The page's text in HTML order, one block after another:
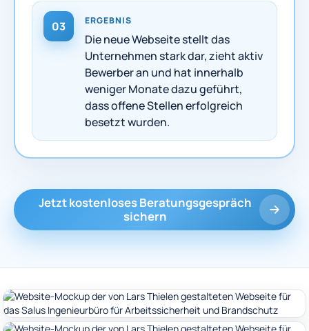
03 ERGEBNIS
Die neue Webseite stellt das
Unternehmen stark dar, zieht aktiv
Bewerber an und hat innerhalb
weniger Monate dazu geführt,
dass offene Stellen erfolgreich
besetzt wurden.
Jetzt kostenloses Beratungsgespräch
sichern